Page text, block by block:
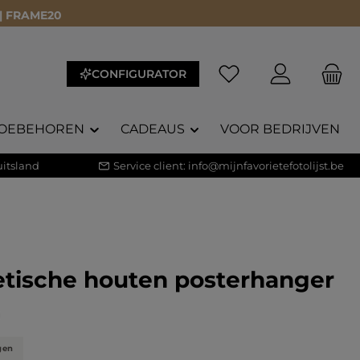
FRAME20
CONFIGURATOR
CADEAUS VOOR BEDRIJVEN
Service client: info@mijnfavorietefotolijst.be
houten posterhanger
van 4.5 op 5 sterren